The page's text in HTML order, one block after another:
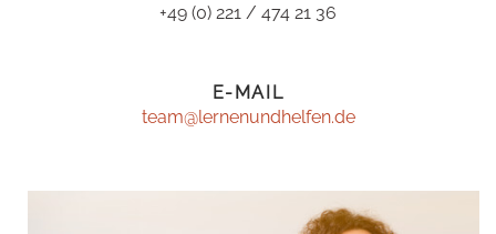
+49 (0) 221 / 474 21 36
E-MAIL
team@lernenundhelfen.de